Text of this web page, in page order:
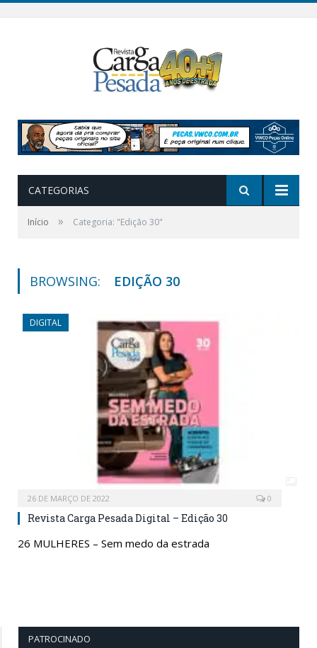
CATEGORIAS
Início » Categoria: "Edição 30"
BROWSING: EDIÇÃO 30
DIGITAL
26 DE MARÇO DE 2022 0
Revista Carga Pesada Digital – Edição 30
26 MULHERES – Sem medo da estrada
PATROCINADO